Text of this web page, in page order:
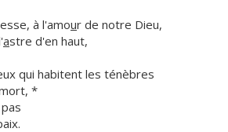
à l'amour de notre Dieu,
astre d'en haut,
qui habitent les ténèbres
*